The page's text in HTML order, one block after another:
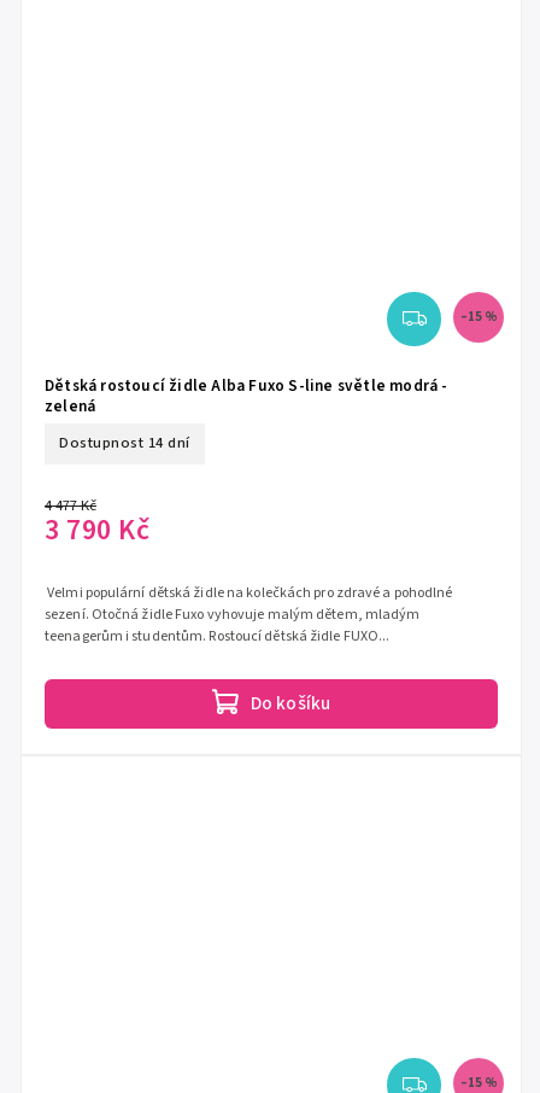
–15 %
Dětská rostoucí židle Alba Fuxo S-line světle modrá -
zelená
Dostupnost 14 dní
4 477 Kč
3 790 Kč
Do košíku
Velmi populární dětská židle na kolečkách pro zdravé a pohodlné
sezení. Otočná židle Fuxo vyhovuje malým dětem, mladým
teenagerům i studentům. Rostoucí dětská židle FUXO...
–15 %